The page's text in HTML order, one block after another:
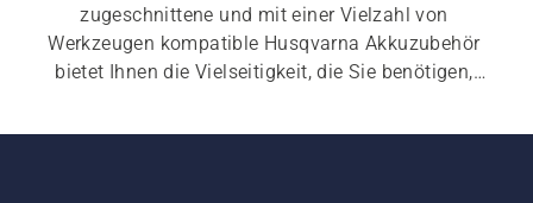
zugeschnittene und mit einer Vielzahl von
Werkzeugen kompatible Husqvarna Akkuzubehör
bietet Ihnen die Vielseitigkeit, die Sie benötigen,